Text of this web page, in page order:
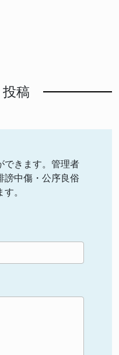
稿
できます。管理者
謗中傷・公序良俗
。